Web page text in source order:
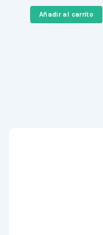
era:
1.129,00 €.
Añadir al carrito